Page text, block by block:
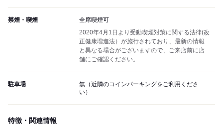
禁煙・喫煙
全席喫煙可
2020年4月1日より受動喫煙対策に関する法律(改
正健康増進法）が施行されており、最新の情報
と異なる場合がございますので、ご来店前に店
舗にご確認ください。
駐車場
無（近隣のコインパーキングをご利用くださ
い）
特徴・関連情報